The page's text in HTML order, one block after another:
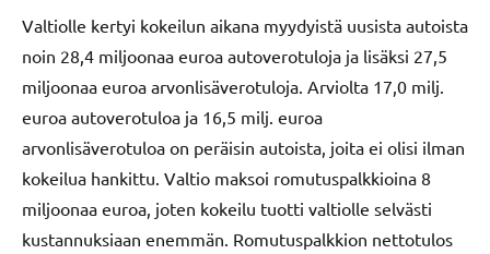
Valtiolle kertyi kokeilun aikana myydyistä uusista autoista
noin 28,4 miljoonaa euroa autoverotuloja ja lisäksi 27,5
miljoonaa euroa arvonlisäverotuloja. Arviolta 17,0 milj.
euroa autoverotuloa ja 16,5 milj. euroa
arvonlisäverotuloa on peräisin autoista, joita ei olisi ilman
kokeilua hankittu. Valtio maksoi romutuspalkkioina 8
miljoonaa euroa, joten kokeilu tuotti valtiolle selvästi
kustannuksiaan enemmän. Romutuspalkkion nettotulos